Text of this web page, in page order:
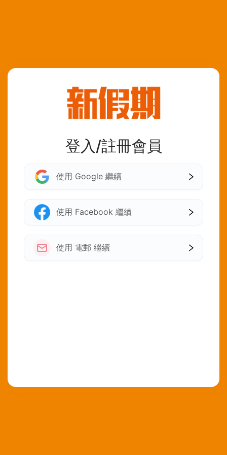
登入/註冊會員
使用 Google 繼續
使用 Facebook 繼續
使用 電郵 繼續